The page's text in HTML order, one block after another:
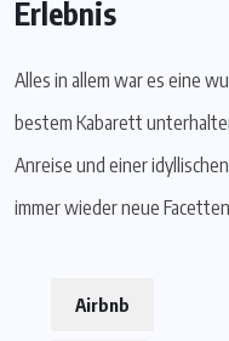
Erlebnis
Alles in allem war es eine
bestem Kabarett
Anreise und einer
immer wieder neue
Airbnb